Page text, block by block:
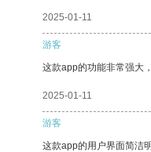
2025-01-11
游客
这款app的功能非常强大
2025-01-11
游客
这款app的用户界面简洁